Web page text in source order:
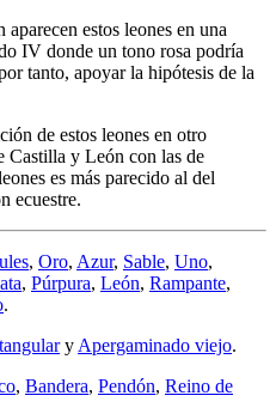
estos leones en una
IV donde un tono rosa podría
tanto, apoyar la hipótesis de la
de estos leones en otro
Castilla y León con las de
es más parecido al del
ecuestre.
, Oro, Azur, Sable, Uno,
, Púrpura, León, Rampante,
.
y Apergaminado viejo.
, Bandera, Pendón, Reino de